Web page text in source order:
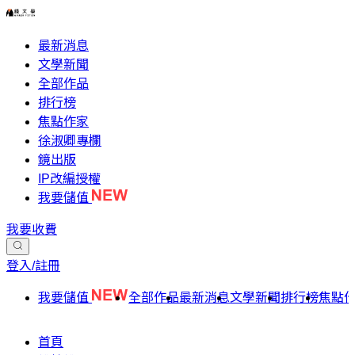
最新消息
文學新聞
全部作品
排行榜
焦點作家
徐淑卿專欄
鏡出版
IP改編授權
我要儲值
我要收費
登入/註冊
我要儲值 全部作品最新消息文學新聞排行榜焦點
首頁